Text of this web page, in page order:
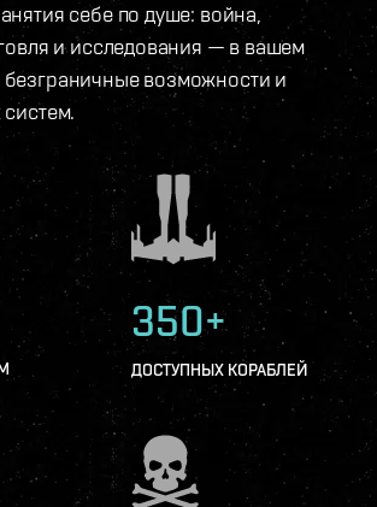
себе по душе: война,
и исследования — в вашем
возможности и
350+
ДОСТУПНЫХ КОРАБЛЕЙ